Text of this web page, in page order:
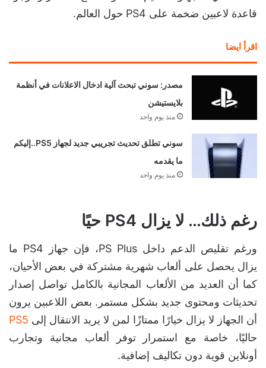
قاعدة لاعبين ضخمة على PS4 حول العالم.
اقرأ ايضا
مصدر: سوني تبحث آلية ادخال الاعلانات في أنظمة
بلايستيشن
منذ يوم واحد
سوني تطلق تحديث تجريبي جديد لجهاز PS5..إليكم
ما يقدمه
منذ يوم واحد
رغم ذلك… لا يزال PS4 حيًا
ورغم تقليص الدعم داخل PS Plus، فإن جهاز PS4 ما
يزال يحصل على ألعاب شهرية مشتركة في بعض الأحيان،
كما أن العديد من الألعاب المجانية بالكامل تواصل إصدار
تحديثات ومحتوى جديد بشكل مستمر. بعض اللاعبين يرون
أن الجهاز لا يزال خيارًا ممتازًا لمن لا يريد الانتقال إلى PS5
حاليًا، خاصة مع استمرار توفر ألعاب مجانية وتجارب
أونلاين قوية دون تكاليف إضافية.